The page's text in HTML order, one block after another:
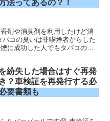
法ってあるの？！
剤や消臭剤を利用したけど消
コの臭いは非喫煙者からした
に成功した人でもタバコの臭
紛失した場合はすぐ再発
？車検証を再発行する必
要書類も